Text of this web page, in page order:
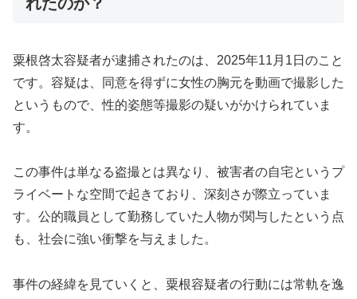
粟根啓太容疑者が逮捕されたのは、2025年11月1日のこと
です。容疑は、同意を得ずに女性の胸元を動画で撮影した
というもので、性的姿態等撮影の疑いがかけられていま
す。
この事件は単なる盗撮とは異なり、被害者の自宅というプ
ライベートな空間で起きており、深刻さが際立っていま
す。公的職員として勤務していた人物が関与したという点
も、社会に強い衝撃を与えました。
事件の経緯を見ていくと、粟根容疑者の行動には常軌を逸